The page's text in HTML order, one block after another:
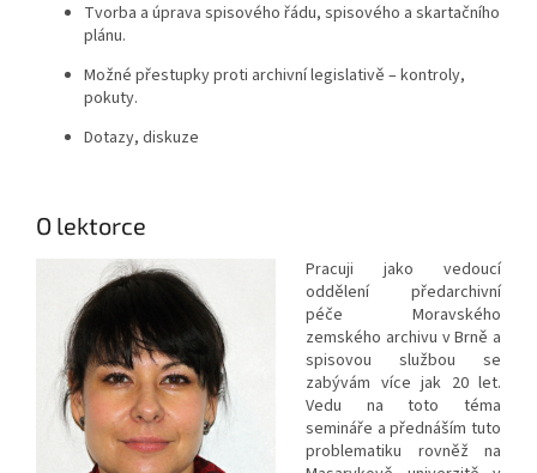
Tvorba a úprava spisového řádu, spisového a skartačního
plánu.
Možné přestupky proti archivní legislativě – kontroly,
pokuty.
Dotazy, diskuze
O lektorce
Pracuji jako vedoucí
oddělení předarchivní
péče Moravského
zemského archivu v Brně a
spisovou službou se
zabývám více jak 20 let.
Vedu na toto téma
semináře a přednáším tuto
problematiku rovněž na